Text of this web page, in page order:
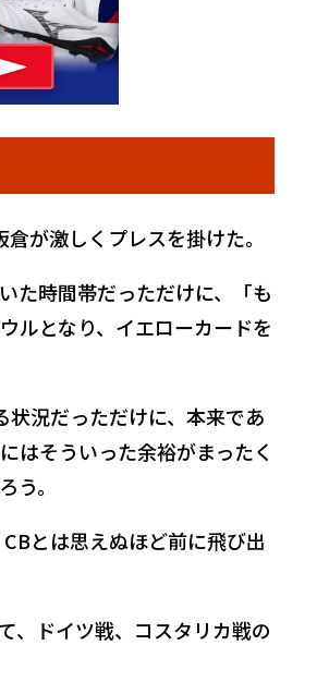
が激しくプレスを掛けた。
た時間帯だっただけに、「も
ルとなり、イエローカードを
況だっただけに、本来であ
はそういった余裕がまったく
。
とは思えぬほど前に飛び出
、ドイツ戦、コスタリカ戦の